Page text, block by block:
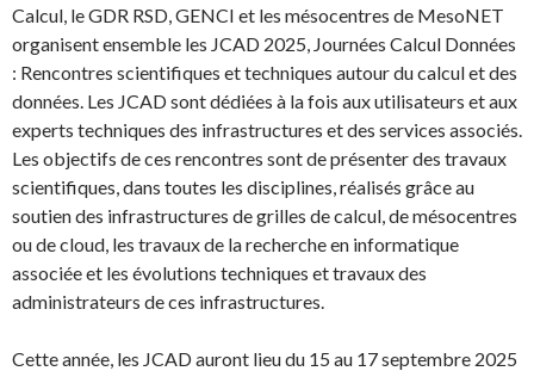
Calcul, le GDR RSD, GENCI et les mésocentres de MesoNET
organisent ensemble les JCAD 2025, Journées Calcul Données
: Rencontres scientifiques et techniques autour du calcul et des
données. Les JCAD sont dédiées à la fois aux utilisateurs et aux
experts techniques des infrastructures et des services associés.
Les objectifs de ces rencontres sont de présenter des travaux
scientifiques, dans toutes les disciplines, réalisés grâce au
soutien des infrastructures de grilles de calcul, de mésocentres
ou de cloud, les travaux de la recherche en informatique
associée et les évolutions techniques et travaux des
administrateurs de ces infrastructures.
Cette année, les JCAD auront lieu du 15 au 17 septembre 2025